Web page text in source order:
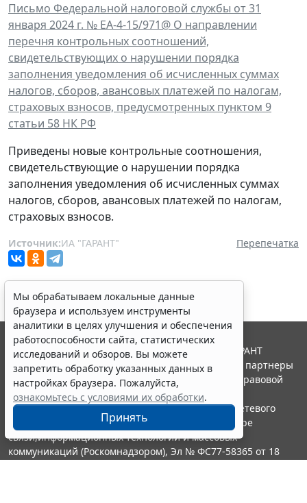
Письмо Федеральной налоговой службы от 31
января 2024 г. № ЕА-4-15/971@ О направлении
перечня контрольных соотношений,
свидетельствующих о нарушении порядка
заполнения уведомления об исчисленных суммах
налогов, сборов, авансовых платежей по налогам,
страховых взносов, предусмотренных пунктом 9
статьи 58 НК РФ
Приведены новые контрольные соотношения,
свидетельствующие о нарушении порядка
заполнения уведомления об исчисленных суммах
налогов, сборов, авансовых платежей по налогам,
страховых взносов.
Источник:ИА "ГАРАНТ" Перепечатка
Мы обрабатываем локальные данные
браузера и используем инструменты
аналитики в целях улучшения и обеспечения
работоспособности сайта, статистических
исследований и обзоров. Вы можете
запретить обработку указанных данных в
настройках браузера. Пожалуйста,
ознакомьтесь с условиями их обработки.
Принять
© ООО "НПП "ГАРАНТ-СЕРВИС", 2026. Система ГАРАНТ
выпускается с 1990 года. Компания "Гарант" и ее партнеры
являются участниками Российской ассоциации правовой
информации ГАРАНТ.
Портал ГАРАНТ.РУ зарегистрирован в качестве сетевого
издания Федеральной службой по надзору в сфере
связи,информационных технологий и массовых
коммуникаций (Роскомнадзором), Эл № ФС77-58365 от 18